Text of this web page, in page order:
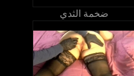
ضخمة الثدي